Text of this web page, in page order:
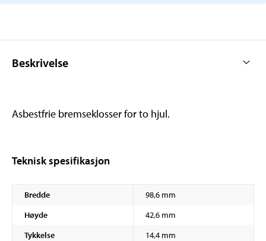
Beskrivelse
Asbestfrie bremseklosser for to hjul.
Teknisk spesifikasjon
Bredde
98,6 mm
Høyde
42,6 mm
Tykkelse
14,4 mm